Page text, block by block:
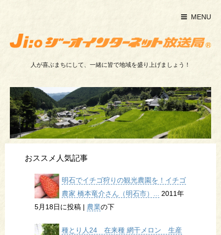
MENU
人が喜ぶまちにして、一緒に皆で地域を盛り上げましょう！
おススメ人気記事
明石でイチゴ狩りの観光農園を！イチゴ
農家 橋本竜介さん（明石市）... 2011年
5月18日に投稿 | 農業の下
種とり人24 在来種 網干メロン 生産